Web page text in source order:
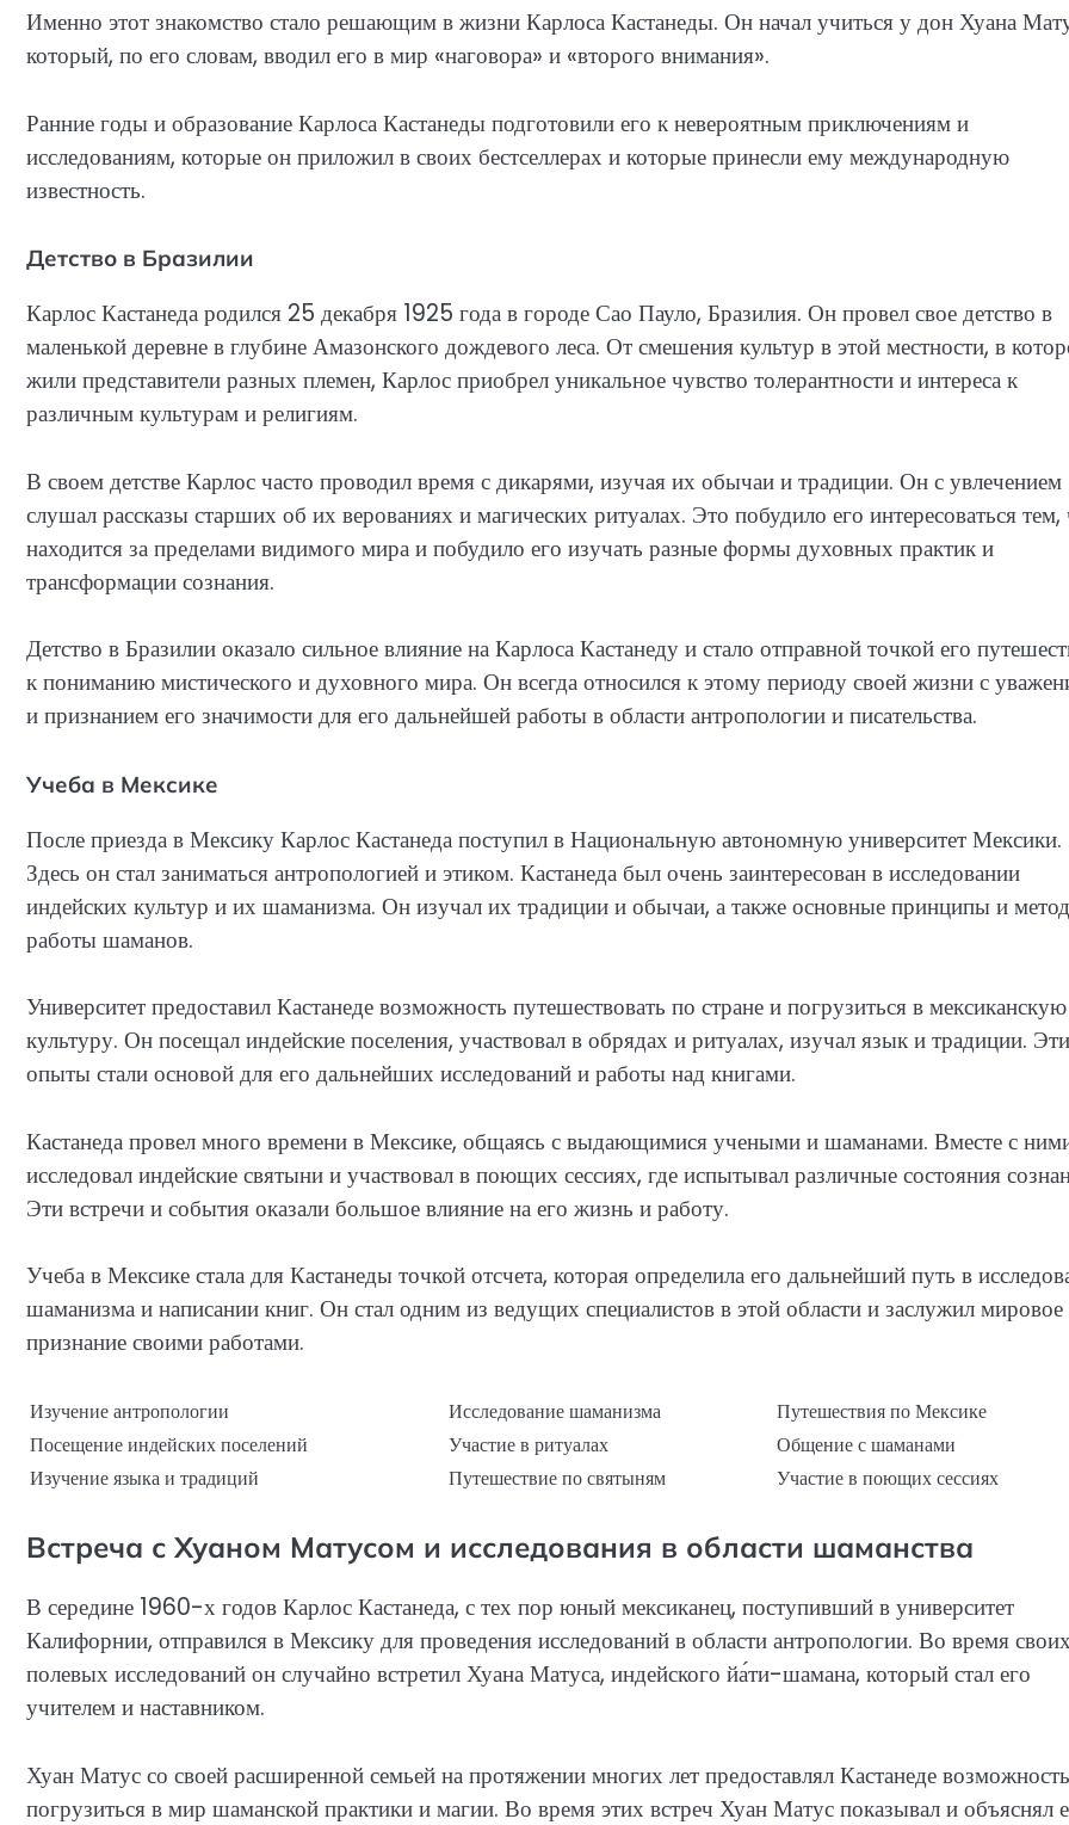
Именно этот знакомство стало решающим в жизни Карлоса Кастанеды. Он начал учиться у дон Хуана
который, по его словам, вводил его в мир «наговора» и «второго внимания».
Ранние годы и образование Карлоса Кастанеды подготовили его к невероятным приключениям и
исследованиям, которые он приложил в своих бестселлерах и которые принесли ему международную
известность.
Детство в Бразилии
Карлос Кастанеда родился 25 декабря 1925 года в городе Сао Пауло, Бразилия. Он провел свое детство в
маленькой деревне в глубине Амазонского дождевого леса. От смешения культур в этой местности, в
жили представители разных племен, Карлос приобрел уникальное чувство толерантности и интереса к
различным культурам и религиям.
В своем детстве Карлос часто проводил время с дикарями, изучая их обычаи и традиции. Он с увлечением
слушал рассказы старших об их верованиях и магических ритуалах. Это побудило его интересоваться тем,
находится за пределами видимого мира и побудило его изучать разные формы духовных практик и
трансформации сознания.
Детство в Бразилии оказало сильное влияние на Карлоса Кастанеду и стало отправной точкой его
к пониманию мистического и духовного мира. Он всегда относился к этому периоду своей жизни с
и признанием его значимости для его дальнейшей работы в области антропологии и писательства.
Учеба в Мексике
После приезда в Мексику Карлос Кастанеда поступил в Национальную автономную университет Мексики.
Здесь он стал заниматься антропологией и этиком. Кастанеда был очень заинтересован в исследовании
индейских культур и их шаманизма. Он изучал их традиции и обычаи, а также основные принципы и
работы шаманов.
Университет предоставил Кастанеде возможность путешествовать по стране и погрузиться в мексиканскую
культуру. Он посещал индейские поселения, участвовал в обрядах и ритуалах, изучал язык и традиции. Эти
опыты стали основой для его дальнейших исследований и работы над книгами.
Кастанеда провел много времени в Мексике, общаясь с выдающимися учеными и шаманами. Вместе с
исследовал индейские святыни и участвовал в поющих сессиях, где испытывал различные состояния
Эти встречи и события оказали большое влияние на его жизнь и работу.
Учеба в Мексике стала для Кастанеды точкой отсчета, которая определила его дальнейший путь в
шаманизма и написании книг. Он стал одним из ведущих специалистов в этой области и заслужил мировое
признание своими работами.
Изучение антропологии Исследование шаманизма
Путешествия по Мексике
Посещение индейских поселений
Участие в ритуалах
Общение с шаманами
Изучение языка и традиций
Путешествие по святыням Участие в поющих сессиях
Встреча с Хуаном Матусом и исследования в области шаманства
В середине 1960-х годов Карлос Кастанеда, с тех пор юный мексиканец, поступивший в университет
Калифорнии, отправился в Мексику для проведения исследований в области антропологии. Во время
полевых исследований он случайно встретил Хуана Матуса, индейского йа́ти-шамана, который стал его
учителем и наставником.
Хуан Матус со своей расширенной семьей на протяжении многих лет предоставлял Кастанеде возможность
погрузиться в мир шаманской практики и магии. Во время этих встреч Хуан Матус показывал и объяснял